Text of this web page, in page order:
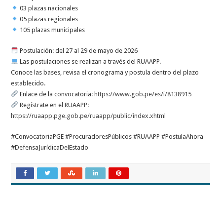
03 plazas nacionales
05 plazas regionales
105 plazas municipales
Postulación: del 27 al 29 de mayo de 2026
Las postulaciones se realizan a través del RUAAPP.
Conoce las bases, revisa el cronograma y postula dentro del plazo
establecido.
Enlace de la convocatoria: https://www.gob.pe/es/i/8138915
Regístrate en el RUAAPP:
https://ruaapp.pge.gob.pe/ruaapp/public/index.xhtml
#ConvocatoriaPGE #ProcuradoresPúblicos #RUAAPP #PostulaAhora
#DefensaJurídicaDelEstado